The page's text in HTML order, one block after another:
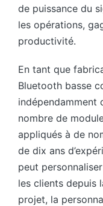
de puissance du
les opérations,
productivité.
En tant que
Bluetooth basse
nombre de
appliqués à de
de dix ans
peut
les clients depuis
projet, la